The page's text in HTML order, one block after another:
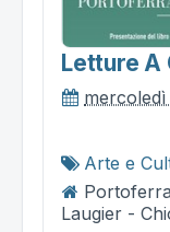
Letture A
mercoledì
Arte e
Laugier -